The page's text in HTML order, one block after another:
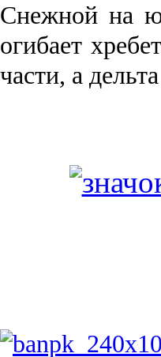
Снежной на
огибает
части, а